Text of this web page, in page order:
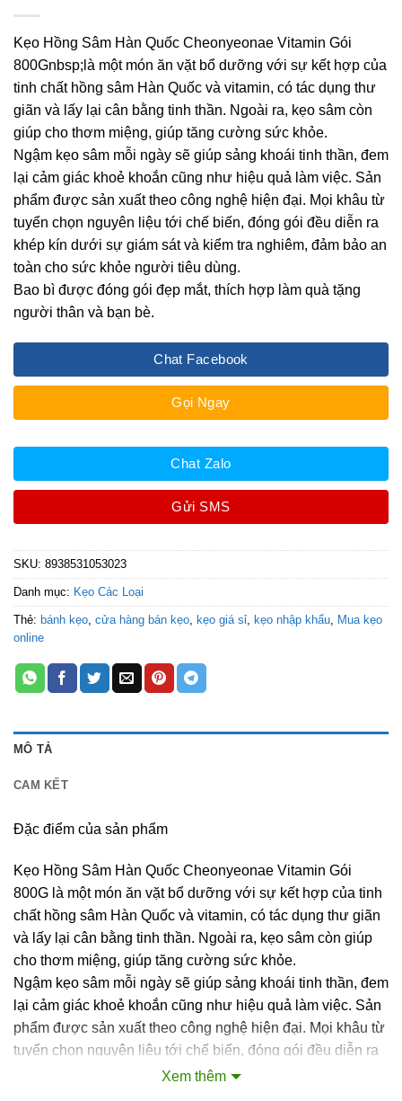
Kẹo Hồng Sâm Hàn Quốc Cheonyeonae Vitamin Gói
800Gnbsp;là một món ăn vặt bổ dưỡng với sự kết hợp của
tinh chất hồng sâm Hàn Quốc và vitamin, có tác dụng thư
giãn và lấy lại cân bằng tinh thần. Ngoài ra, kẹo sâm còn
giúp cho thơm miệng, giúp tăng cường sức khỏe.
Ngậm kẹo sâm mỗi ngày sẽ giúp sảng khoái tinh thần, đem
lại cảm giác khoẻ khoắn cũng như hiệu quả làm việc. Sản
phẩm được sản xuất theo công nghệ hiện đại. Mọi khâu từ
tuyển chọn nguyên liệu tới chế biến, đóng gói đều diễn ra
khép kín dưới sự giám sát và kiểm tra nghiêm, đảm bảo an
toàn cho sức khỏe người tiêu dùng.
Bao bì được đóng gói đẹp mắt, thích hợp làm quà tặng
người thân và bạn bè.
Chat Facebook
Gọi Ngay
Chat Zalo
Gửi SMS
SKU: 8938531053023
Danh mục: Kẹo Các Loại
Thẻ: bánh kẹo, cửa hàng bán kẹo, kẹo giá sỉ, kẹo nhập khẩu, Mua kẹo
online
MÔ TẢ
CAM KẾT
Đặc điểm của sản phẩm
Kẹo Hồng Sâm Hàn Quốc Cheonyeonae Vitamin Gói
800G là một món ăn vặt bổ dưỡng với sự kết hợp của tinh
chất hồng sâm Hàn Quốc và vitamin, có tác dụng thư giãn
và lấy lại cân bằng tinh thần. Ngoài ra, kẹo sâm còn giúp
cho thơm miệng, giúp tăng cường sức khỏe.
Ngậm kẹo sâm mỗi ngày sẽ giúp sảng khoái tinh thần, đem
lại cảm giác khoẻ khoắn cũng như hiệu quả làm việc. Sản
phẩm được sản xuất theo công nghệ hiện đại. Mọi khâu từ
tuyển chọn nguyên liệu tới chế biến, đóng gói đều diễn ra
khép kín dưới sự giám sát và kiểm tra nghiêm, đảm bảo an
Xem thêm